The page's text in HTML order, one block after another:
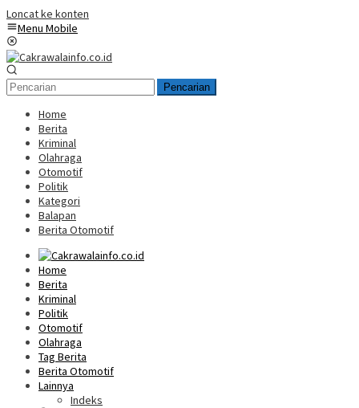
Loncat ke konten
Menu Mobile
Pencarian
Home
Berita
Kriminal
Olahraga
Otomotif
Politik
Kategori
Balapan
Berita Otomotif
Home
Berita
Kriminal
Politik
Otomotif
Olahraga
Tag Berita
Berita Otomotif
Lainnya
Indeks